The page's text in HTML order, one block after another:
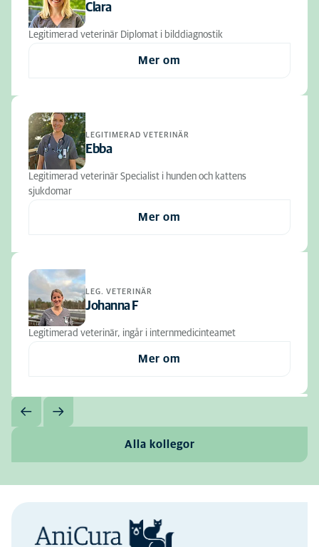
Clara
Legitimerad veterinär Diplomat i bilddiagnostik
Mer om
LEGITIMERAD VETERINÄR
Ebba
Legitimerad veterinär Specialist i hunden och kattens
sjukdomar
Mer om
LEG. VETERINÄR
Johanna F
Legitimerad veterinär, ingår i internmedicinteamet
Mer om
Alla kollegor